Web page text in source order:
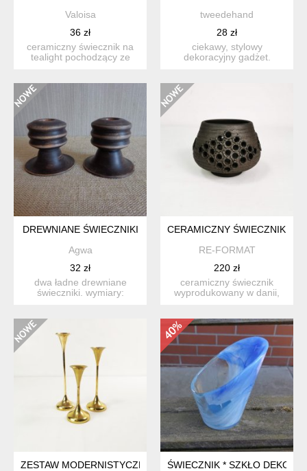
Valoisa
36 zł
ceramiczny świecznik na
tealight pochodzący ze
tweedehand
28 zł
ciekawy, stylowy
dekoracyjny gadżet.
DREWNIANE ŚWIECZNIKI
Agwa
32 zł
dwa ładne drewniane
świeczniki. wymiary:
CERAMICZNY ŚWIECZNIK,
RE-FORMAT
220 zł
ceramiczny świecznik
wyprodukowany w danii,
ZESTAW MODERNISTYCZNYCH ŚWIECZNIKÓW Z MOSIĄDZU,
ŚWIECZNIK * SZKŁO